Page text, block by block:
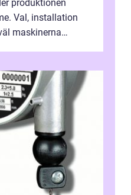
produktionen
Val, installation
maskinerna